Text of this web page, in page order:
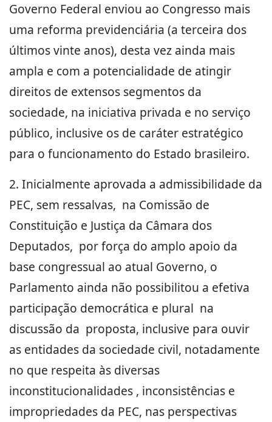
Governo Federal enviou ao Congresso mais
uma reforma previdenciária (a terceira dos
últimos vinte anos), desta vez ainda mais
ampla e com a potencialidade de atingir
direitos de extensos segmentos da
sociedade, na iniciativa privada e no serviço
público, inclusive os de caráter estratégico
para o funcionamento do Estado brasileiro.
2. Inicialmente aprovada a admissibilidade da
PEC, sem ressalvas, na Comissão de
Constituição e Justiça da Câmara dos
Deputados, por força do amplo apoio da
base congressual ao atual Governo, o
Parlamento ainda não possibilitou a efetiva
participação democrática e plural na
discussão da proposta, inclusive para ouvir
as entidades da sociedade civil, notadamente
no que respeita às diversas
inconstitucionalidades , inconsistências e
impropriedades da PEC, nas perspectivas